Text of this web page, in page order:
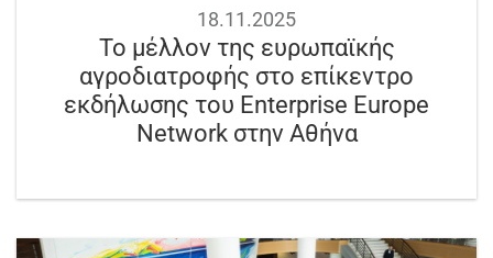
18.11.2025
Το μέλλον της ευρωπαϊκής
αγροδιατροφής στο επίκεντρο
εκδήλωσης του Enterprise Europe
Network στην Αθήνα